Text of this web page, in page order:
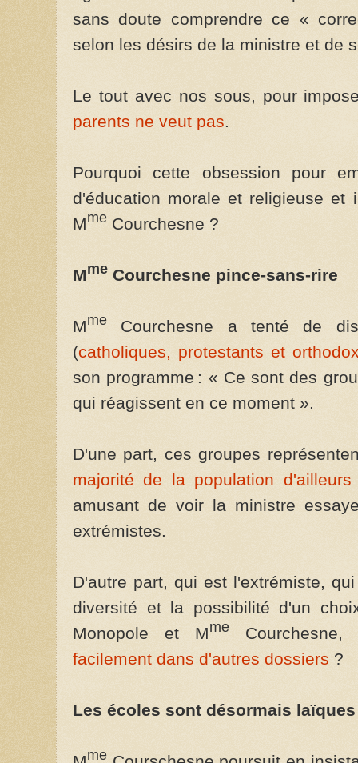
sans doute comprendre ce «
selon les désirs de la ministre et de
Le tout avec nos sous, pour
parents ne veut pas.
Pourquoi cette obsession pour
d'éducation morale et religieuse
Mme Courchesne ?
Mme Courchesne pince-sans-rire
Mme Courchesne a tenté de
(catholiques, protestants et
son programme : « Ce sont des
qui réagissent en ce moment ».
D'une part, ces groupes
majorité de la population
amusant de voir la ministre
extrémistes.
D'autre part, qui est l'extrémiste,
diversité et la possibilité d'un
Monopole et Mme Courchesne,
facilement dans d'autres dossiers ?
Les écoles sont désormais laïques
me